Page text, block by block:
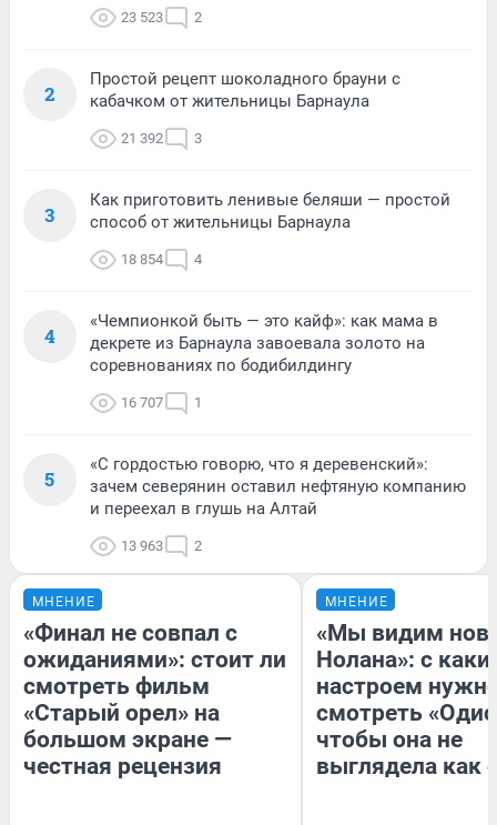
23 523 2
2
Простой рецепт шоколадного брауни с
кабачком от жительницы Барнаула
21 392 3
3
Как приготовить ленивые беляши — простой
способ от жительницы Барнаула
18 854 4
4
«Чемпионкой быть — это кайф»: как мама в
декрете из Барнаула завоевала золото на
соревнованиях по бодибилдингу
16 707 1
5
«С гордостью говорю, что я деревенский»:
зачем северянин оставил нефтяную компанию
и переехал в глушь на Алтай
13 963 2
МНЕНИЕ
«Финал не совпал с
ожиданиями»: стоит ли
смотреть фильм
«Старый орел» на
большом экране —
честная рецензия
МНЕНИЕ
«Мы видим
Нолана»: с
настроем
смотреть
чтобы она не
выглядела как